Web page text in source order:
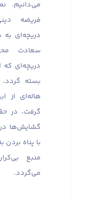
می‌دانیم.
فریضه
دریچه‌ای
سعادت
دریچه‌ای
بسته
هاله‌ای از
گرفت، در
گشایش‌ها
با پناه بردن
منبع
می‌گردد.